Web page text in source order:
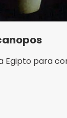
Egipto para